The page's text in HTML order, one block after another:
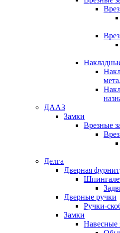
ДААЗ
Замки
Врезные
Делга
Дверная
Дверные ручки
Ручки-
Замки
Навесные